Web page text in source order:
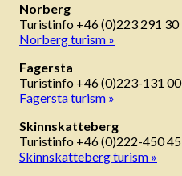
Norberg
Turistinfo +46 (0)223 291 30
Norberg turism »
Fagersta
Turistinfo +46 (0)223-131 00
Fagersta turism »
Skinnskatteberg
Turistinfo +46 (0)222-450 45
Skinnskatteberg turism »